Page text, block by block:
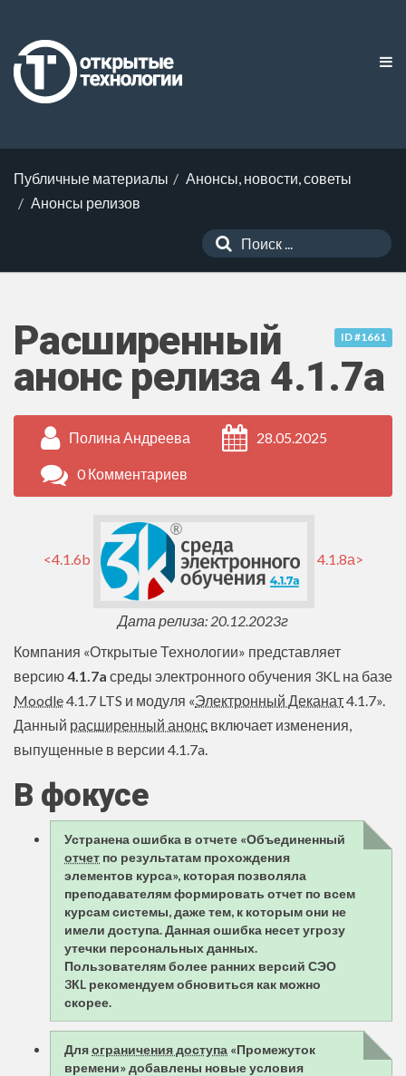
Публичные материалы
Анонсы, новости, советы
Анонсы релизов
ID #1661
Расширенный
анонс релиза 4.1.7a
Полина Андреева 28.05.2025
0 Комментариев
<4.1.6b 4.1.8а>
Дата релиза: 20.12.2023г
Компания «Открытые Технологии» представляет
версию4.1.7a среды электронного обучения 3KL на базе
Moodle4.1.7 LTS и модуля «Электронный Деканат4.1.7».
Данный расширенный анонс включает изменения,
выпущенные в версии 4.1.7a.
В фокусе
Устранена ошибка в отчете «Объединенный
отчет по результатам прохождения
элементов курса», которая позволяла
преподавателям формировать отчет по всем
курсам системы, даже тем, к которым они не
имели доступа. Данная ошибка несет угрозу
утечки персональных данных.
Пользователям более ранних версий СЭО
3КL рекомендуем обновиться как можно
скорее.
Дляограничения доступа «Промежуток
времени» добавлены новые условия